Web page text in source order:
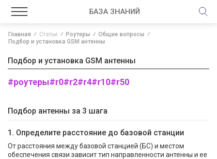
БАЗА ЗНАНИЙ
Главная Статьи Роутеры
Общие вопросы
Подбор и установка GSM антенны
Подбор и установка GSM антенны
#роутеры#r0#r2#r4#r10#r50
Подбор антенны за 3 шага
1. Определите расстояние до базовой станции
От расстояния между базовой станцией (БС) и местом
обеспечения связи зависит тип направленности антенны и ее